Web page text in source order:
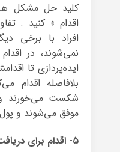
کلید حل مشکل
اقدام » کنید .
افراد با برخی
نمی‌شوند، در
ایده‌پردازی تا
بلافاصله اقدام
شکست می‌خورند
موفق می‌شوند و
۵- اقدام برای دریافت هرگونه مجوز